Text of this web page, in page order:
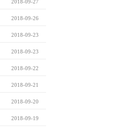
2018-09-27
2018-09-26
2018-09-23
2018-09-23
2018-09-22
2018-09-21
2018-09-20
2018-09-19